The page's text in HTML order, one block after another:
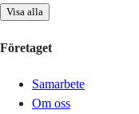
Visa alla
Företaget
Samarbete
Om oss